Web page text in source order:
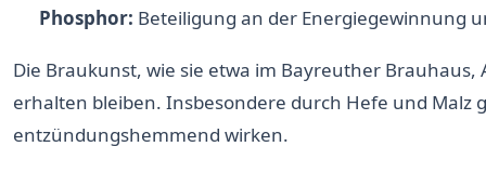
Phosphor: Beteiligung an der Energiegewinnung
Die Braukunst, wie sie etwa im Bayreuther
erhalten bleiben. Insbesondere durch Hefe und
entzündungshemmend wirken.